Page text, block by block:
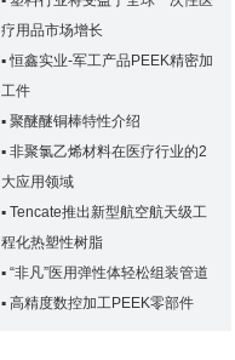
疗用品市场增长
▪恒鑫实业-军工产品PEEK精密加
工件
▪ 聚醚醚铜棒特性介绍
▪ 非聚氯乙烯材料在医疗行业的2
大应用领域
▪ Tencate推出新型航空航天级工
程化热塑性树脂
▪ “非凡”医用弹性体轻松组装管道
▪ 高精度数控加工PEEK零部件